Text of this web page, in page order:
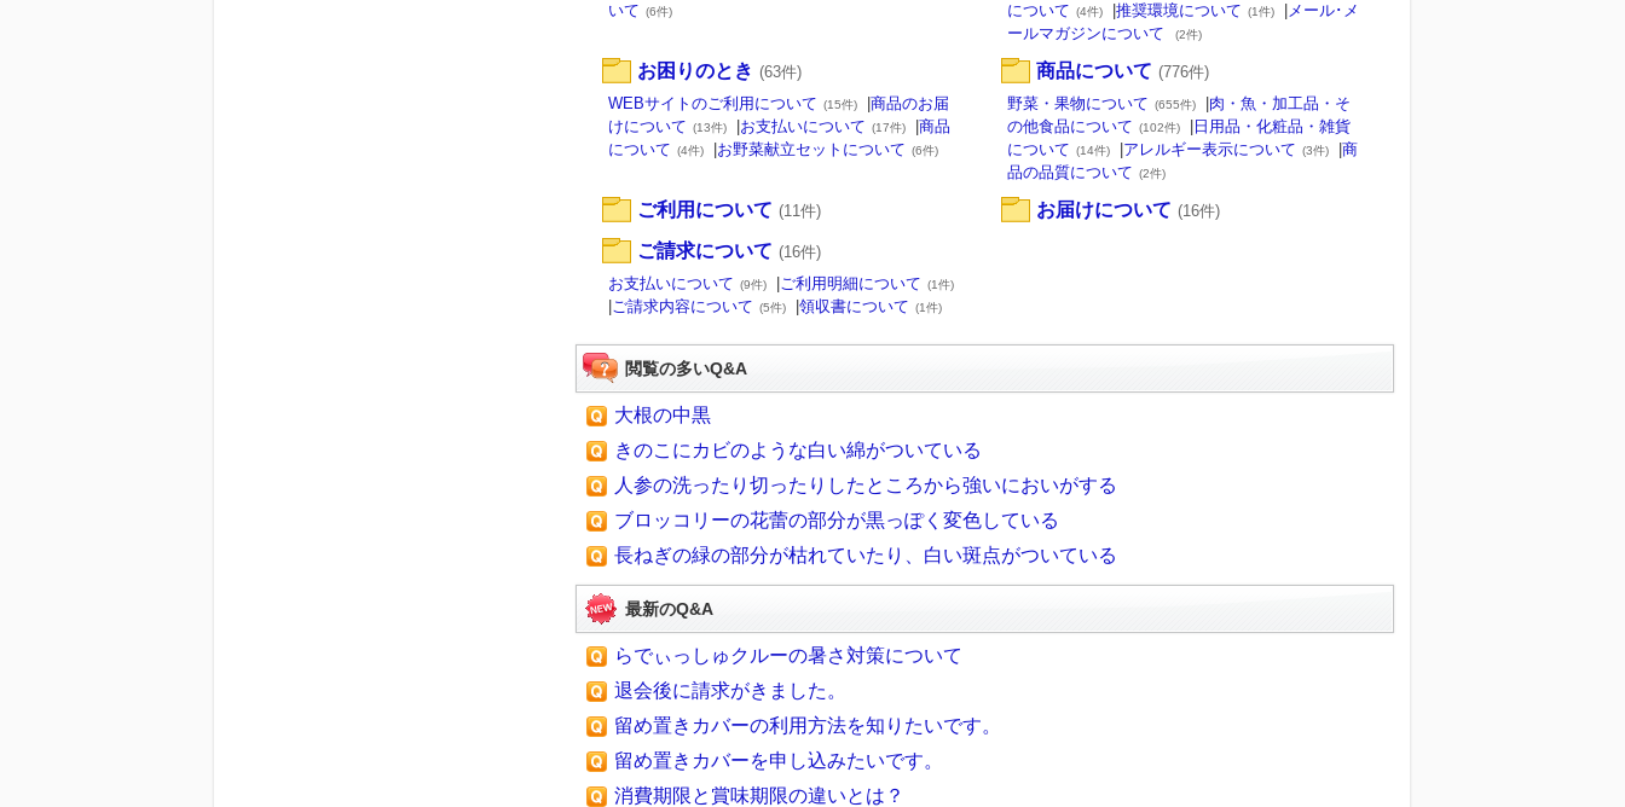
いて (6件)
について (4件) 推奨環境について (1件)
メール･メ
ールマガジンについて
(2件)
お困りのとき (63件)
WEBサイトのご利用について (15件)
商品のお届
けについて (13件) お支払いについて (17件)
商品
について (4件) お野菜献立セットについて (6件)
商品について (776件)
野菜・果物について (655件)
肉・魚・加工品・そ
の他食品について (102件)
日用品・化粧品・雑貨
について (14件) アレルギー表示について (3件)
商
品の品質について (2件)
ご利用について (11件) お届けについて (16件)
ご請求について (16件)
お支払いについて (9件) ご利用明細について (1件)
ご請求内容について (5件) 領収書について (1件)
閲覧の多いQ&A
大根の中黒
きのこにカビのような白い綿がついている
人参の洗ったり切ったりしたところから強いにおいがする
ブロッコリーの花蕾の部分が黒っぽく変色している
長ねぎの緑の部分が枯れていたり、白い斑点がついている
最新のQ&A
らでぃっしゅクルーの暑さ対策について
退会後に請求がきました。
留め置きカバーの利用方法を知りたいです。
留め置きカバーを申し込みたいです。
消費期限と賞味期限の違いとは？